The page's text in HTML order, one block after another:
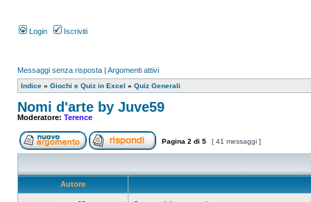
Login Iscriviti
Messaggi senza risposta | Argomenti attivi
Indice » Giochi e Quiz in Excel » Quiz Generali
Nomi d'arte by Juve59
Moderatore: Terence
Pagina 2 di 5 [ 41 messaggi ]
Autore